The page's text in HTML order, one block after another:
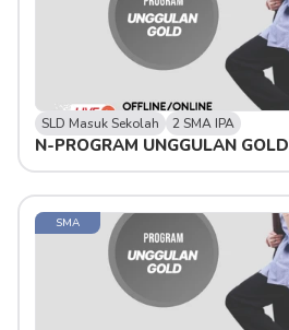
SLD Masuk Sekolah 2 SMA IPA
N-PROGRAM UNGGULAN GOLD
SMA